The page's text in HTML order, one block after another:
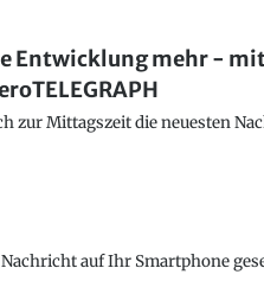
Entwicklung mehr -
zur Mittagszeit die neuesten
auf Ihr Smartphone